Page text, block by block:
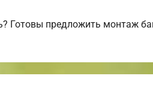
Готовы предложить монтаж